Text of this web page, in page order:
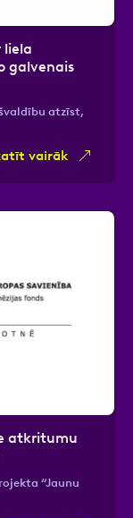
liela
galvenais
atzīst,
vairāk
atkritumu
“Jaunu